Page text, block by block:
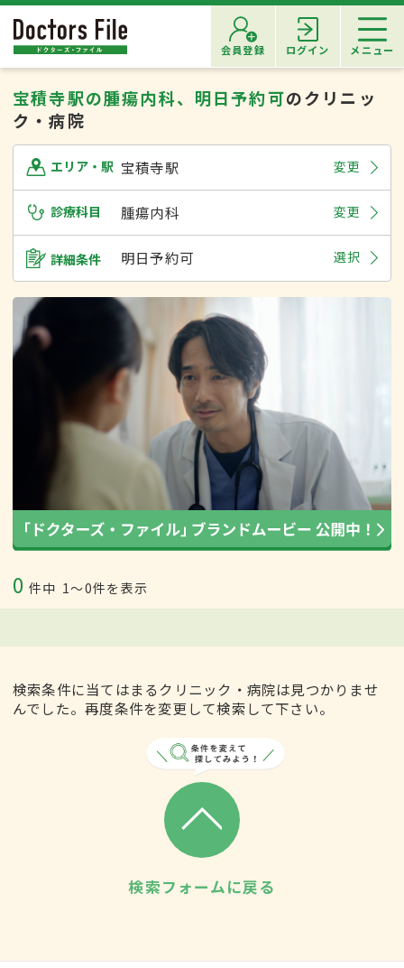
会員登録 ログイン メニュー
宝積寺駅の腫瘍内科、明日予約可のクリニッ
ク・病院
エリア・駅 宝積寺駅 変更
診療科目 腫瘍内科 変更
詳細条件 明日予約可 選択
0 件中 1〜0件を表示
検索条件に当てはまるクリニック・病院は見つかりませ
んでした。再度条件を変更して検索して下さい。
検索フォームに戻る